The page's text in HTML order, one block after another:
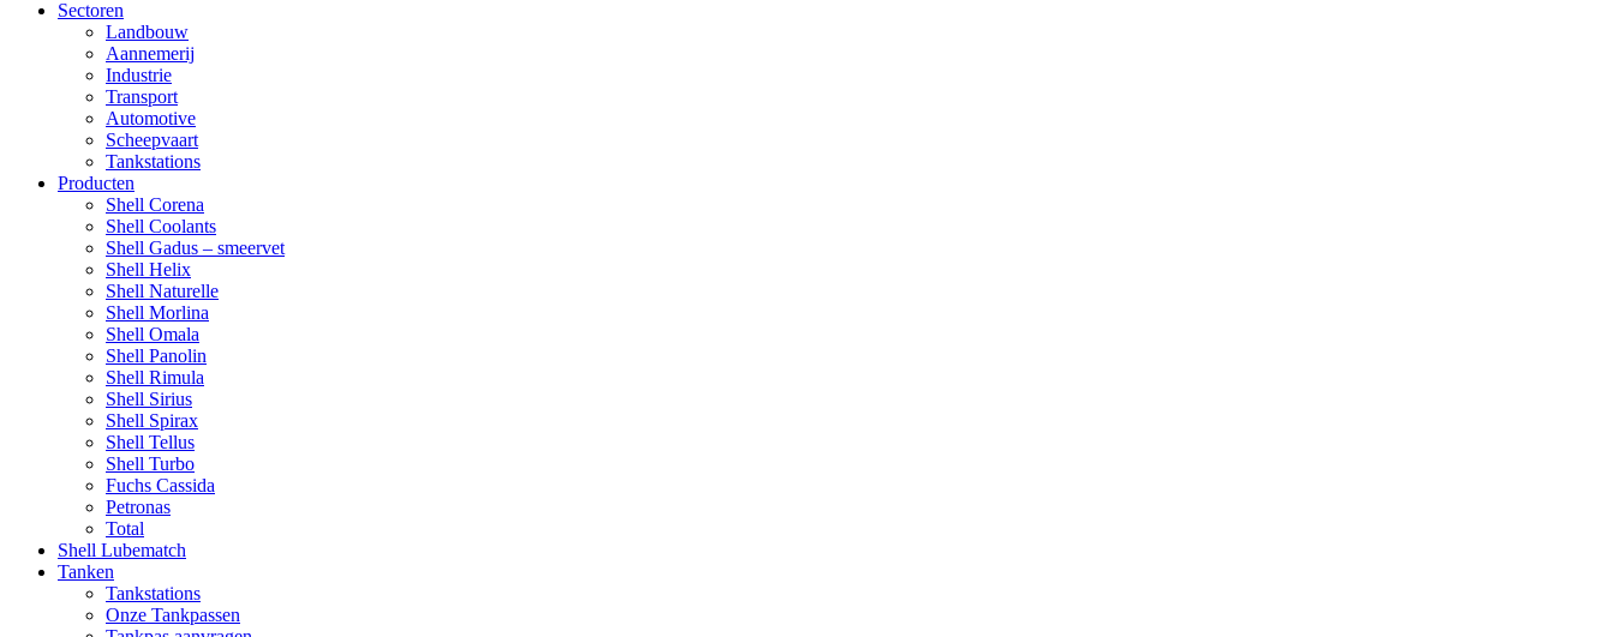
Sectoren
Landbouw
Aannemerij
Industrie
Transport
Automotive
Scheepvaart
Tankstations
Producten
Shell Corena
Shell Coolants
Shell Gadus – smeervet
Shell Helix
Shell Naturelle
Shell Morlina
Shell Omala
Shell Panolin
Shell Rimula
Shell Sirius
Shell Spirax
Shell Tellus
Shell Turbo
Fuchs Cassida
Petronas
Total
Shell Lubematch
Tanken
Tankstations
Onze Tankpassen